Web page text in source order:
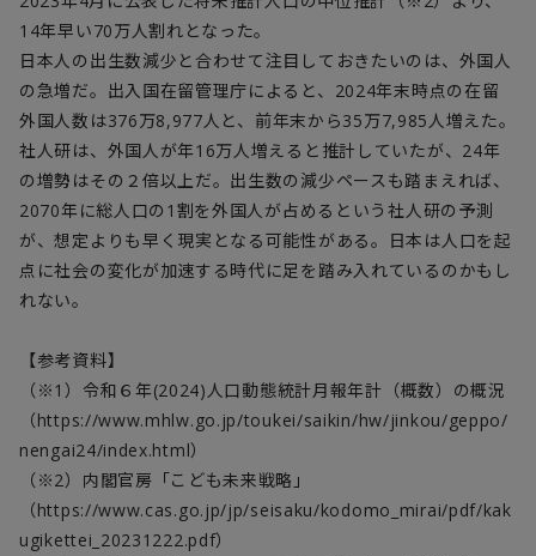
14年早い70万人割れとなった。
日本人の出生数減少と合わせて注目しておきたいのは、外国人
の急増だ。出入国在留管理庁によると、2024年末時点の在留
外国人数は376万8,977人と、前年末から35万7,985人増えた。
社人研は、外国人が年16万人増えると推計していたが、24年
の増勢はその２倍以上だ。出生数の減少ペースも踏まえれば、
2070年に総人口の1割を外国人が占めるという社人研の予測
が、想定よりも早く現実となる可能性がある。日本は人口を起
点に社会の変化が加速する時代に足を踏み入れているのかもし
れない。
【参考資料】
（※1）令和６年(2024)人口動態統計月報年計（概数）の概況
（https://www.mhlw.go.jp/toukei/saikin/hw/jinkou/geppo/
nengai24/index.html）
（※2）内閣官房「こども未来戦略」
（https://www.cas.go.jp/jp/seisaku/kodomo_mirai/pdf/kak
ugikettei_20231222.pdf）